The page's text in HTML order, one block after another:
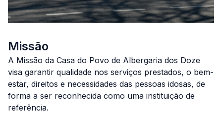
Missão
A Missão da Casa do Povo de Albergaria dos Doze
visa garantir qualidade nos serviços prestados, o bem-
estar, direitos e necessidades das pessoas idosas, de
forma a ser reconhecida como uma instituição de
referência.